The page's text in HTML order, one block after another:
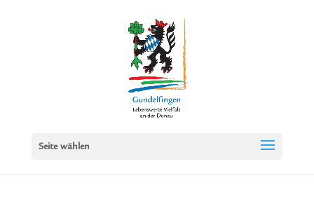
Seite wählen